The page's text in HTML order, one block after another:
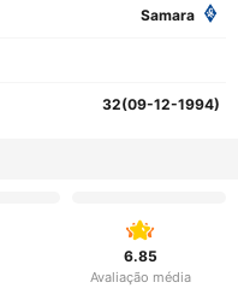
Samara
32(09-12-1994)
6.85
Avaliação média